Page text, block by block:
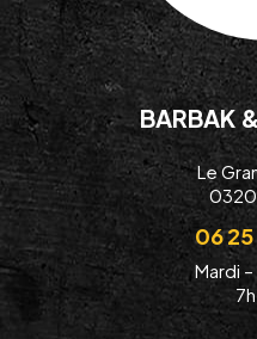
BARBAK
Le
06 25
Mardi